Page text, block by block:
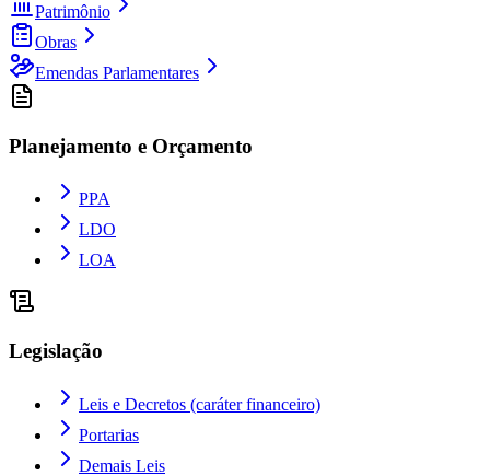
Patrimônio
Obras
Emendas Parlamentares
Planejamento e Orçamento
PPA
LDO
LOA
Legislação
Leis e Decretos (caráter financeiro)
Portarias
Demais Leis